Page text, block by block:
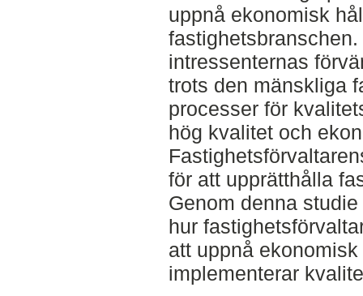
uppnå ekonomisk
intressenternas
trots den mänskliga
processer för
hög kvalitet och
för att upprätthålla
Genom denna
hur
att uppnå
implementerar